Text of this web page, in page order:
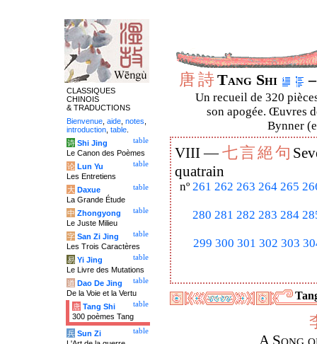
唐詩Tang Shi
Un recueil de 320
son apogée. Œuvres
Bynner
VIII —七言絕句
quatrain
nº 261 262 263 264 265
280 281 282 283 284
299 300 301 302 303
A Song
CLASSIQUES
CHINOIS
& TRADUCTIONS
Bienvenue aide notes
introduction table
table
诗 Shi Jing
Le Canon des Poèmes
table
论 Lun Yu
Les Entretiens
table
大 Daxue
La Grande Étude
table
中 Zhongyong
Le Juste Milieu
table
字 San Zi Jing
Les Trois Caractères
table
易 Yi Jing
Le Livre des Mutations
table
道 Dao De Jing
De la Voie et la Vertu
table
唐 Tang Shi
300 poèmes Tang
table
兵 Sun Zi